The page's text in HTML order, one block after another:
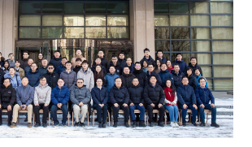
励计算机领域的博士研究生潜心钻研，务实